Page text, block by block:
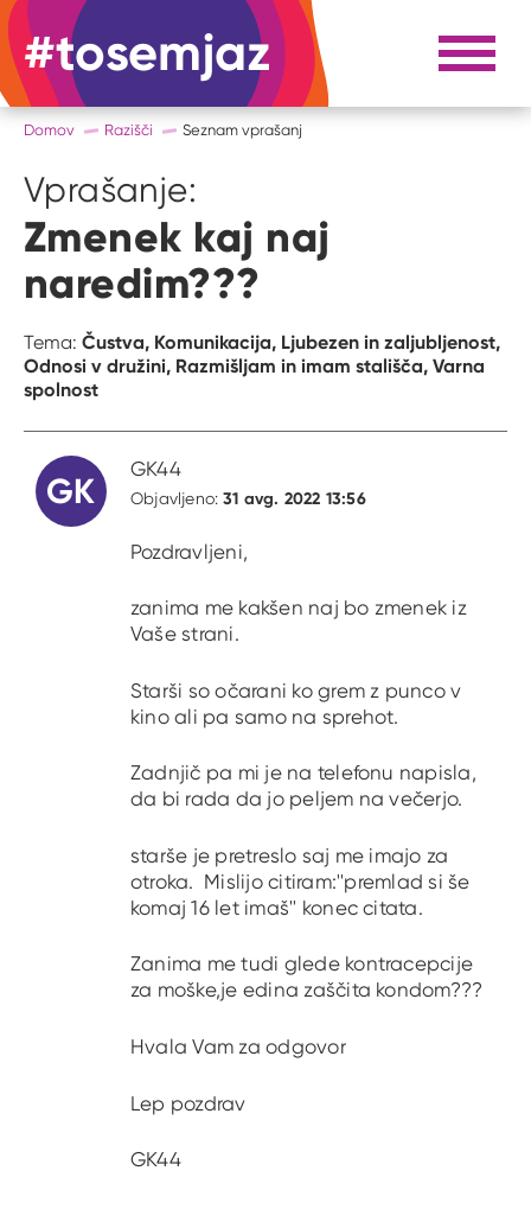
#tosemjaz #to sem jaz Razpri
Domov Razišči Seznam vprašanj
Vprašanje:
Zmenek kaj naj
naredim???
Tema: Čustva, Komunikacija, Ljubezen in zaljubljenost,
Odnosi v družini, Razmišljam in imam stališča, Varna
spolnost
GK
GK44
Objavljeno:31 avg. 2022 13:56
Pozdravljeni,
zanima me kakšen naj bo zmenek iz
Vaše strani.
Starši so očarani ko grem z punco v
kino ali pa samo na sprehot.
Zadnjič pa mi je na telefonu napisla,
da bi rada da jo peljem na večerjo.
starše je pretreslo saj me imajo za
otroka. Mislijo citiram:''premlad si še
komaj 16 let imaš'' konec citata.
Zanima me tudi glede kontracepcije
za moške,je edina zaščita kondom???
Hvala Vam za odgovor
Lep pozdrav
GK44